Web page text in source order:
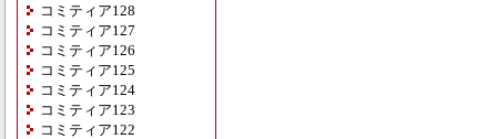
コミティア128
コミティア127
コミティア126
コミティア125
コミティア124
コミティア123
コミティア122